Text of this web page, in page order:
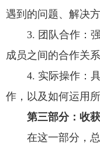
遇到的问题、解决
3. 团队合作：
成员之间的合作关
4. 实际操作：
作，以及如何运用
第三部分：收
在这一部分，